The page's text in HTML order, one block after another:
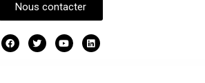
Nous contacter